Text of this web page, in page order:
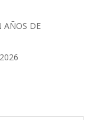
AÑOS DE